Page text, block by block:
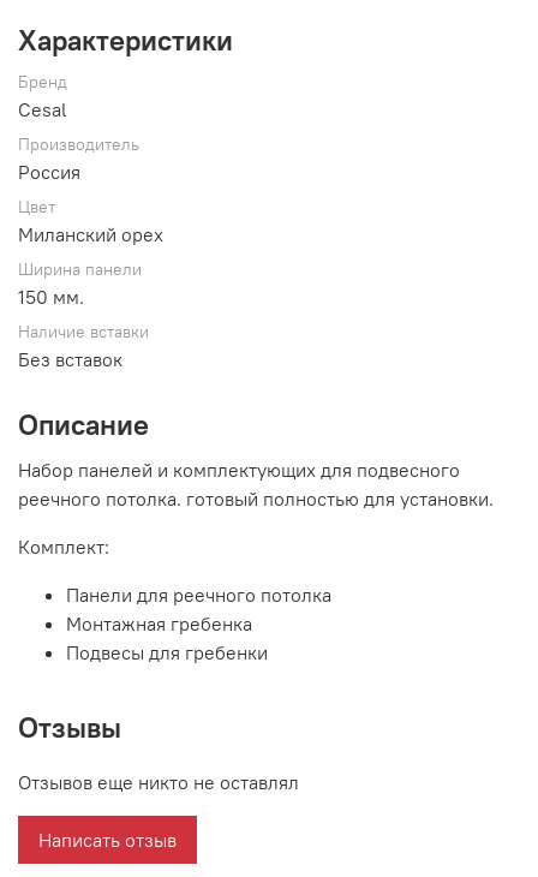
Характеристики
Бренд
Cesal
Производитель
Россия
Цвет
Миланский орех
Ширина панели
150 мм.
Наличие вставки
Без вставок
Описание
Набор панелей и комплектующих для подвесного
реечного потолка. готовый полностью для установки.
Комплект:
Панели для реечного потолка
Монтажная гребенка
Подвесы для гребенки
Отзывы
Отзывов еще никто не оставлял
Написать отзыв